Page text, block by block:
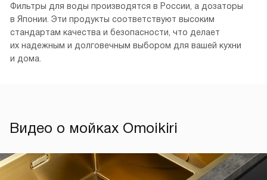
Фильтры для воды производятся в России, а дозаторы
в Японии. Эти продукты соответствуют высоким
стандартам качества и безопасности, что делает
их надежным и долговечным выбором для вашей кухни
и дома.
Видео о мойках Omoikiri